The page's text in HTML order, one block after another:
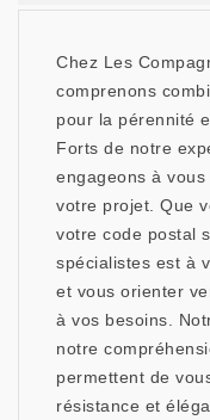
Chez Les
comprenons
pour la pérennité
Forts de notre
engageons à
votre projet. Que
votre code postal
spécialistes est à
et vous orienter
à vos besoins.
notre
permettent de
résistance et